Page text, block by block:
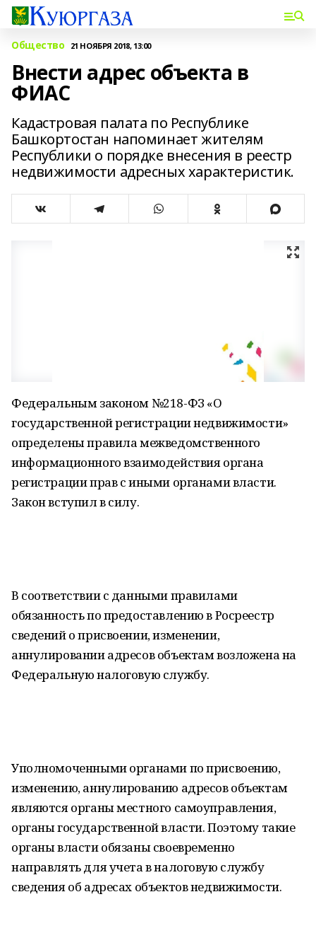
Общество 21 НОЯБРЯ 2018, 13:00
Внести адрес объекта в
ФИАС
Кадастровая палата по Республике
Башкортостан напоминает жителям
Республики о порядке внесения в реестр
недвижимости адресных характеристик.
Федеральным законом №218-ФЗ «О
государственной регистрации недвижимости»
определены правила межведомственного
информационного взаимодействия органа
регистрации прав с иными органами власти.
Закон вступил в силу.
В соответствии с данными правилами
обязанность по предоставлению в Росреестр
сведений о присвоении, изменении,
аннулировании адресов объектам возложена на
Федеральную налоговую службу.
Уполномоченными органами по присвоению,
изменению, аннулированию адресов объектам
являются органы местного самоуправления,
органы государственной власти. Поэтому такие
органы власти обязаны своевременно
направлять для учета в налоговую службу
сведения об адресах объектов недвижимости.